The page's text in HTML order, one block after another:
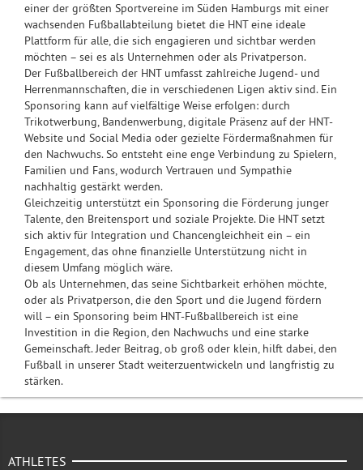
einer der größten Sportvereine im Süden Hamburgs mit einer
wachsenden Fußballabteilung bietet die HNT eine ideale
Plattform für alle, die sich engagieren und sichtbar werden
möchten – sei es als Unternehmen oder als Privatperson.
Der Fußballbereich der HNT umfasst zahlreiche Jugend- und
Herrenmannschaften, die in verschiedenen Ligen aktiv sind. Ein
Sponsoring kann auf vielfältige Weise erfolgen: durch
Trikotwerbung, Bandenwerbung, digitale Präsenz auf der HNT-
Website und Social Media oder gezielte Fördermaßnahmen für
den Nachwuchs. So entsteht eine enge Verbindung zu Spielern,
Familien und Fans, wodurch Vertrauen und Sympathie
nachhaltig gestärkt werden.
Gleichzeitig unterstützt ein Sponsoring die Förderung junger
Talente, den Breitensport und soziale Projekte. Die HNT setzt
sich aktiv für Integration und Chancengleichheit ein – ein
Engagement, das ohne finanzielle Unterstützung nicht in
diesem Umfang möglich wäre.
Ob als Unternehmen, das seine Sichtbarkeit erhöhen möchte,
oder als Privatperson, die den Sport und die Jugend fördern
will – ein Sponsoring beim HNT-Fußballbereich ist eine
Investition in die Region, den Nachwuchs und eine starke
Gemeinschaft. Jeder Beitrag, ob groß oder klein, hilft dabei, den
Fußball in unserer Stadt weiterzuentwickeln und langfristig zu
stärken.
ATHLETES